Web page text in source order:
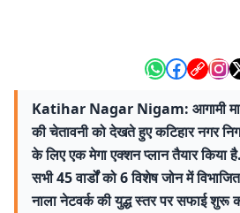
Katihar Nagar Nigam: आगामी
की चेतावनी को देखते हुए कटिहार नगर
के लिए एक मेगा एक्शन प्लान तैयार किया
सभी 45 वार्डों को 6 विशेष जोन में
नाला नेटवर्क की युद्ध स्तर पर सफाई शुरू